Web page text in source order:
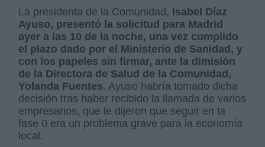
La presidenta de la Comunidad, Isabel Díaz
Ayuso, presentó la solicitud para Madrid
ayer a las 10 de la noche, una vez cumplido
el plazo dado por el Ministerio de Sanidad, y
con los papeles sin firmar, ante la dimisión
de la Directora de Salud de la Comunidad,
Yolanda Fuentes. Ayuso habría tomado dicha
decisión tras haber recibido la llamada de varios
empresarios, que le dijeron que seguir en la
fase 0 era un problema grave para la economía
local.